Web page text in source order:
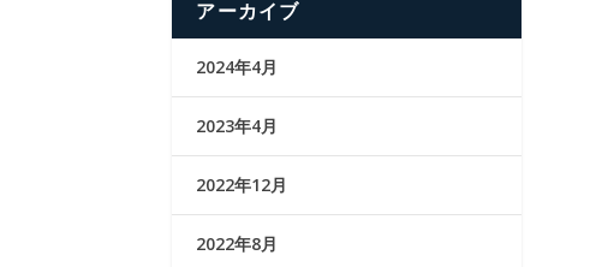
アーカイブ
2024年4月
2023年4月
2022年12月
2022年8月